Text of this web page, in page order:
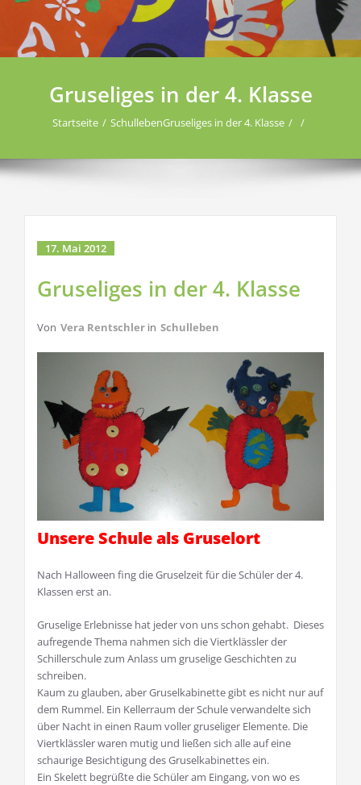
Gruseliges in der 4. Klasse
Startseite SchullebenGruseliges in der 4. Klasse
17. Mai 2012
Gruseliges in der 4. Klasse
Von Vera Rentschler in Schulleben
Unsere Schule als Gruselort
Nach Halloween fing die Gruselzeit für die Schüler der 4.
Klassen erst an.
Gruselige Erlebnisse hat jeder von uns schon gehabt. Dieses
aufregende Thema nahmen sich die Viertklässler der
Schillerschule zum Anlass um gruselige Geschichten zu
schreiben.
Kaum zu glauben, aber Gruselkabinette gibt es nicht nur auf
dem Rummel. Ein Kellerraum der Schule verwandelte sich
über Nacht in einen Raum voller gruseliger Elemente. Die
Viertklässler waren mutig und ließen sich alle auf eine
schaurige Besichtigung des Gruselkabinettes ein.
Ein Skelett begrüßte die Schüler am Eingang, von wo es